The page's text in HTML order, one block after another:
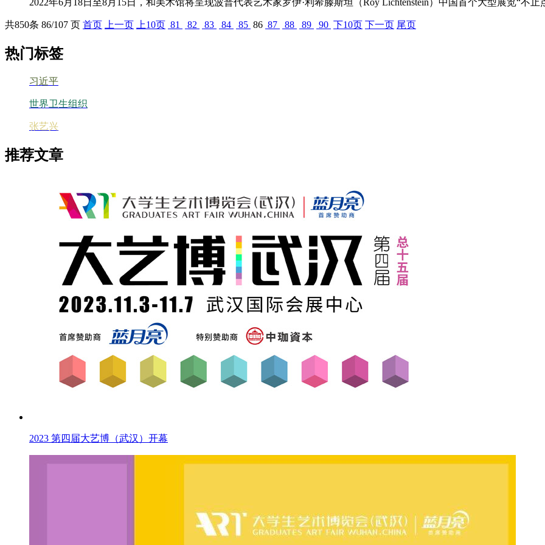
2022年6月18日至8月15日，和美术馆将呈现波普代表艺术家罗伊·利希滕斯坦（Roy Lichtenstein）中国首个大型展览“不止
共850条 86/107 页 首页 上一页 上10页 81 82 83 84 85 86 87 88 89 90 下10页 下一页 尾页
热门标签
习近平
世界卫生组织
张艺兴
推荐文章
2023 第四届大艺博（武汉）开幕